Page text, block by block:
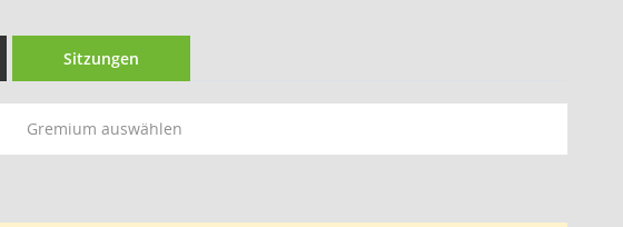
Sitzungen
Gremium auswählen